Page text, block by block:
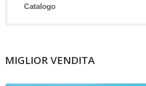
Catalogo
MIGLIOR VENDITA